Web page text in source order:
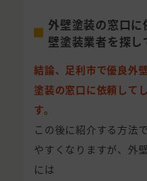
外壁塗装の窓口
壁塗装業者を探し
結論、足利市で優良外
塗装の窓口に依頼して
す。
この後に紹介する方法
やすくなりますが、外
には